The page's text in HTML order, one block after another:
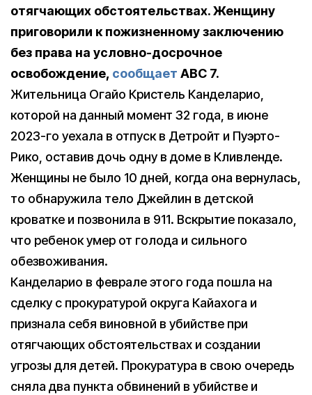
отягчающих обстоятельствах. Женщину
приговорили к пожизненному заключению
без права на условно-досрочное
освобождение, сообщает ABC 7.
Жительница Огайо Кристель Канделарио,
которой на данный момент 32 года, в июне
2023-го уехала в отпуск в Детройт и Пуэрто-
Рико, оставив дочь одну в доме в Кливленде.
Женщины не было 10 дней, когда она вернулась,
то обнаружила тело Джейлин в детской
кроватке и позвонила в 911. Вскрытие показало,
что ребенок умер от голода и сильного
обезвоживания.
Канделарио в феврале этого года пошла на
сделку с прокуратурой округа Кайахога и
признала себя виновной в убийстве при
отягчающих обстоятельствах и создании
угрозы для детей. Прокуратура в свою очередь
сняла два пункта обвинений в убийстве и